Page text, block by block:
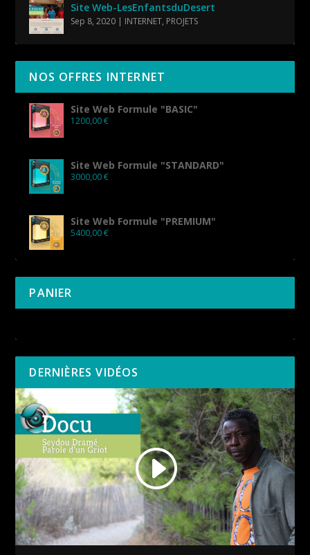
Site Web-LesEnfantsduDesert
Sep 8, 2020 | INTERNET, PROJETS
NOS OFFRES INTERNET
Site Web Formule "BASIC"
1200,00€
Site Web Formule "STANDARD"
3000,00€
Site Web Formule "PREMIUM"
5400,00€
PANIER
DERNIÈRES VIDÉOS